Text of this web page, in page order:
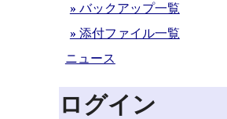
» バックアップ一覧
» 添付ファイル一覧
ニュース
ログイン